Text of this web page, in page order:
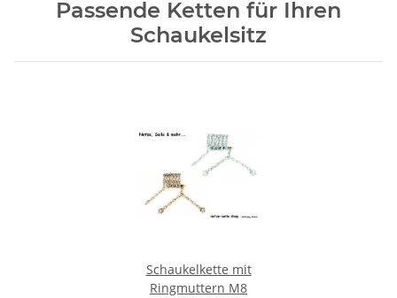
Passende Ketten für Ihren
Schaukelsitz
Schaukelkette mit
Ringmuttern M8